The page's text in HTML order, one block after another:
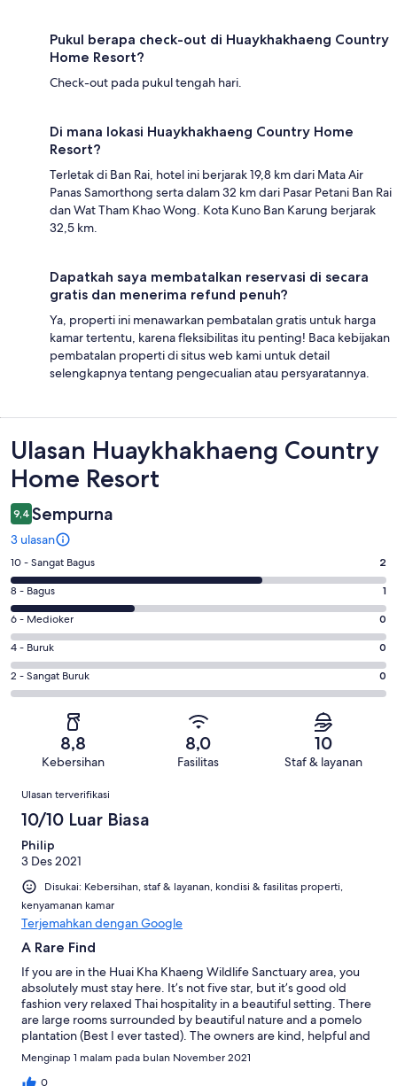
Pukul berapa check-out di Huaykhakhaeng Country
Home Resort?
Check-out pada pukul tengah hari.
Di mana lokasi Huaykhakhaeng Country Home
Resort?
Terletak di Ban Rai, hotel ini berjarak 19,8 km dari Mata Air
Panas Samorthong serta dalam 32 km dari Pasar Petani Ban Rai
dan Wat Tham Khao Wong. Kota Kuno Ban Karung berjarak
32,5 km.
Dapatkah saya membatalkan reservasi di secara
gratis dan menerima refund penuh?
Ya, properti ini menawarkan pembatalan gratis untuk harga
kamar tertentu, karena fleksibilitas itu penting! Baca kebijakan
pembatalan properti di situs web kami untuk detail
selengkapnya tentang pengecualian atau persyaratannya.
Ulasan
Ulasan Huaykhakhaeng Country
Home Resort
9,4 Sempurna
3 ulasan
Penilaian
10
-
Sangat
Bagus.
2
dari
3
10 - Sangat Bagus 2
Penilaian
8
-
Bagus.
1
dari
8 - Bagus 1
Penilaian
6
-
Medioker.
0
6 - Medioker 0
Penilaian
4
-
4 - Buruk 0
Penilaian
2
dari
ulasan
2 - Sangat Buruk 0
8,8
Kebersihan
8,0
Fasilitas
10
Staf & layanan
Ulasan
Ulasan terverifikasi
10/10 Luar Biasa
Philip
3 Des 2021
Disukai: Kebersihan, staf & layanan, kondisi & fasilitas properti,
kenyamanan kamar
Terjemahkan dengan Google
A Rare Find
If you are in the Huai Kha Khaeng Wildlife Sanctuary area, you
absolutely must stay here. It’s not five star, but it’s good old
fashion very relaxed Thai hospitality in a beautiful setting. There
are large rooms surrounded by beautiful nature and a pomelo
plantation (Best I ever tasted). The owners are kind, helpful and
friendly. You won’t be sorry.
Menginap 1 malam pada bulan November 2021
0